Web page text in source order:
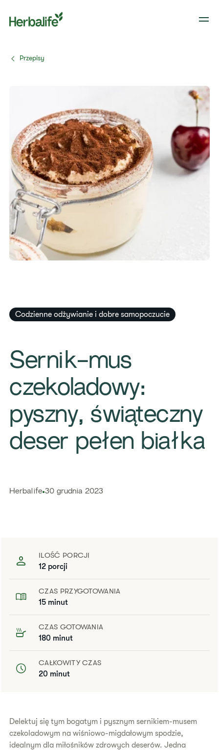
Przepisy
Codzienne odżywianie i dobre samopoczucie
Sernik-mus
czekoladowy:
pyszny, świąteczny
deser pełen białka
Herbalife 30 grudnia 2023
ILOŚĆ PORCJI
12 porcji
CZAS PRZYGOTOWANIA
15 minut
CZAS GOTOWANIA
180 minut
CAŁKOWITY CZAS
20 minut
Delektuj się tym bogatym i pysznym sernikiem-musem
czekoladowym na wiśniowo-migdałowym spodzie,
idealnym dla miłośników zdrowych deserów. Jedna